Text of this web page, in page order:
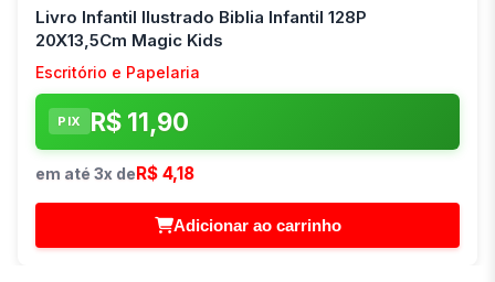
Livro Infantil Ilustrado Biblia Infantil 128P
20X13,5Cm Magic Kids
Escritório e Papelaria
PIX R$ 11,90
em até 3x deR$ 4,18
Adicionar ao carrinho